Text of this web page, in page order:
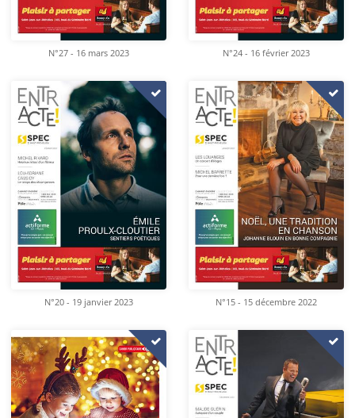
N°27 - 16 mars 2023 N°24 - 16 février 2023
N°20 - 19 janvier 2023 N°15 - 15 décembre 2022